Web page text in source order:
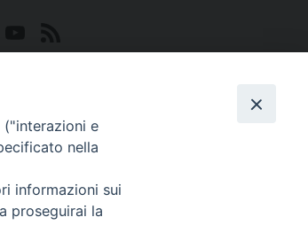
e
nella
informazioni sui
proseguirai la